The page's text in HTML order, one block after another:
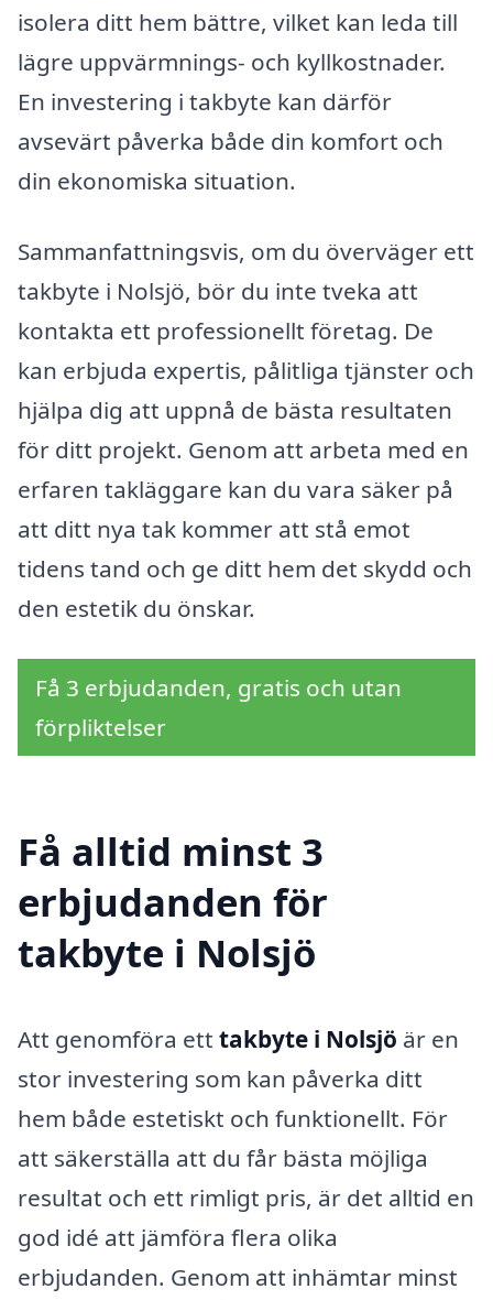
isolera ditt hem bättre, vilket kan leda till
lägre uppvärmnings- och kyllkostnader.
En investering i takbyte kan därför
avsevärt påverka både din komfort och
din ekonomiska situation.
Sammanfattningsvis, om du överväger ett
takbyte i Nolsjö, bör du inte tveka att
kontakta ett professionellt företag. De
kan erbjuda expertis, pålitliga tjänster och
hjälpa dig att uppnå de bästa resultaten
för ditt projekt. Genom att arbeta med en
erfaren takläggare kan du vara säker på
att ditt nya tak kommer att stå emot
tidens tand och ge ditt hem det skydd och
den estetik du önskar.
Få 3 erbjudanden, gratis och utan
förpliktelser
Få alltid minst 3
erbjudanden för
takbyte i Nolsjö
Att genomföra ett takbyte i Nolsjö är en
stor investering som kan påverka ditt
hem både estetiskt och funktionellt. För
att säkerställa att du får bästa möjliga
resultat och ett rimligt pris, är det alltid en
god idé att jämföra flera olika
erbjudanden. Genom att inhämtar minst